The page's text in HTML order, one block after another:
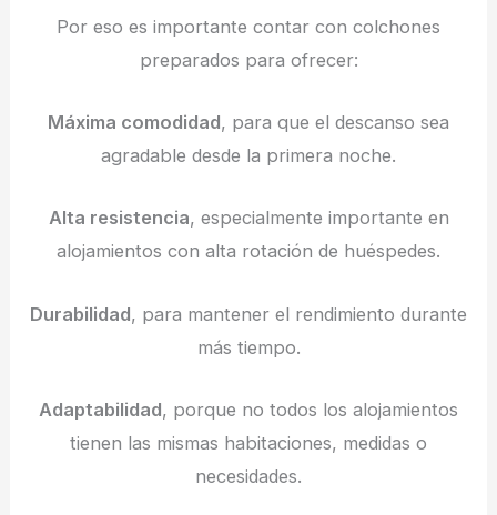
Por eso es importante contar con colchones
preparados para ofrecer:
Máxima comodidad, para que el descanso sea
agradable desde la primera noche.
Alta resistencia, especialmente importante en
alojamientos con alta rotación de huéspedes.
Durabilidad, para mantener el rendimiento durante
más tiempo.
Adaptabilidad, porque no todos los alojamientos
tienen las mismas habitaciones, medidas o
necesidades.